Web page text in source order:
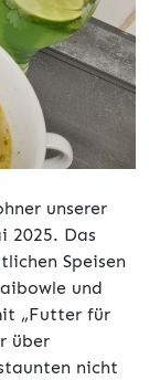
unserer
2025. Das
Speisen
und
„Futter für
über
nicht